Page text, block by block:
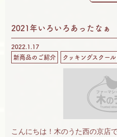
2021年いろいろあったなぁ
2022.1.17
新商品のご紹介
クッキングスクール
こんにちは！木のうた西の京店